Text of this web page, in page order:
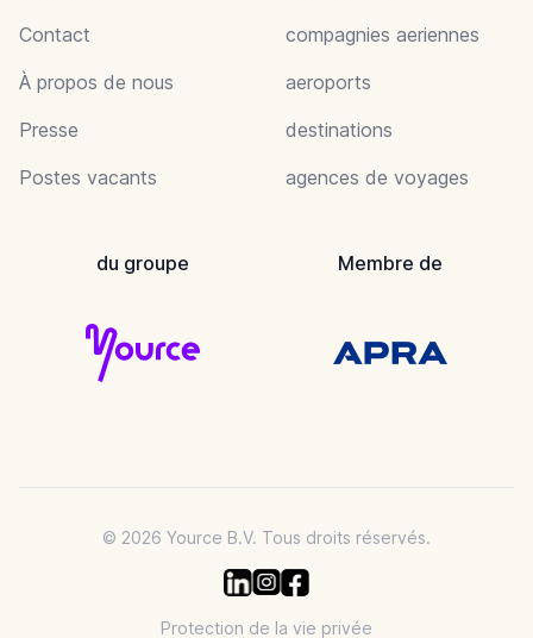
Contact
À propos de nous
Presse
Postes vacants
compagnies aeriennes
aeroports
destinations
agences de voyages
du groupe Membre de
© 2026 Yource B.V. Tous droits réservés.
Protection de la vie privée